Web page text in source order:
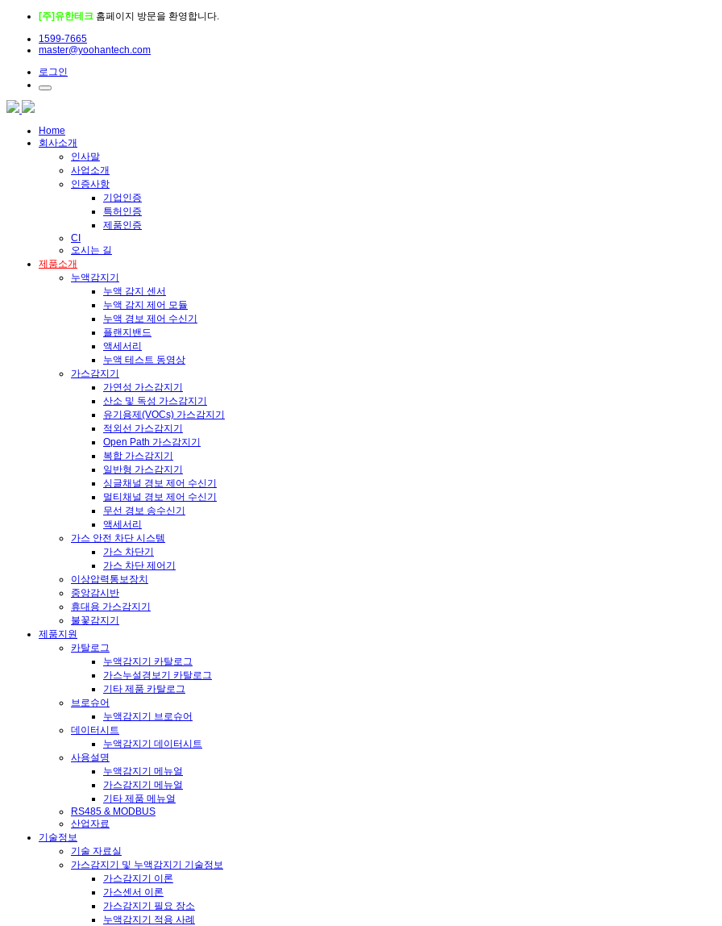
[주]유한테크 홈페이지 방문을 환영합니다.
1599-7665
master@yoohantech.com
로그인
Home
회사소개
인사말
사업소개
인증사항
기업인증
특허인증
제품인증
CI
오시는 길
제품소개
누액감지기
누액 감지 센서
누액 감지 제어 모듈
누액 경보 제어 수신기
플랜지밴드
액세서리
누액 테스트 동영상
가스감지기
가연성 가스감지기
산소 및 독성 가스감지기
유기용제(VOCs) 가스감지기
적외선 가스감지기
Open Path 가스감지기
복합 가스감지기
일반형 가스감지기
싱글채널 경보 제어 수신기
멀티채널 경보 제어 수신기
무선 경보 송수신기
액세서리
가스 안전 차단 시스템
가스 차단기
가스 차단 제어기
이상압력통보장치
중앙감시반
휴대용 가스감지기
불꽃감지기
제품지원
카탈로그
누액감지기 카탈로그
가스누설경보기 카탈로그
기타 제품 카탈로그
브로슈어
누액감지기 브로슈어
데이터시트
누액감지기 데이터시트
사용설명
누액감지기 메뉴얼
가스감지기 메뉴얼
기타 제품 메뉴얼
RS485 & MODBUS
산업자료
기술정보
기술 자료실
가스감지기 및 누액감지기 기술정보
가스감지기 이론
가스센서 이론
가스감지기 필요 장소
누액감지기 적용 사례